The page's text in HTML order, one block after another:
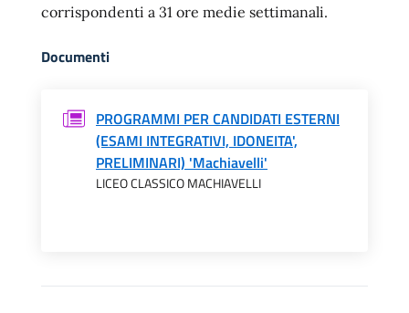
corrispondenti a 31 ore medie settimanali.
Documenti
PROGRAMMI PER CANDIDATI ESTERNI
(ESAMI INTEGRATIVI, IDONEITA',
PRELIMINARI) 'Machiavelli'
LICEO CLASSICO MACHIAVELLI